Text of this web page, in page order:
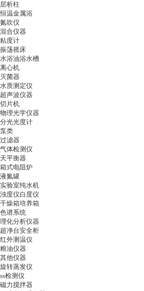
层析柱
恒温金属浴
氮吹仪
混合仪器
粘度计
振荡摇床
水浴油浴水槽
离心机
灭菌器
水质测定仪
超声波仪器
切片机
物理光学仪器
分光光度计
泵类
过滤器
气体检测仪
天平衡器
箱式电阻炉
液氮罐
实验室纯水机
浊度仪白度仪
干燥箱培养箱
色谱系统
理化分析仪器
超净台安全柜
红外测温仪
粮油仪器
其他仪器
旋转蒸发仪
ss检测仪
磁力搅拌器